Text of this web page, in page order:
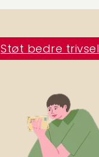
Støt bedre trivsel